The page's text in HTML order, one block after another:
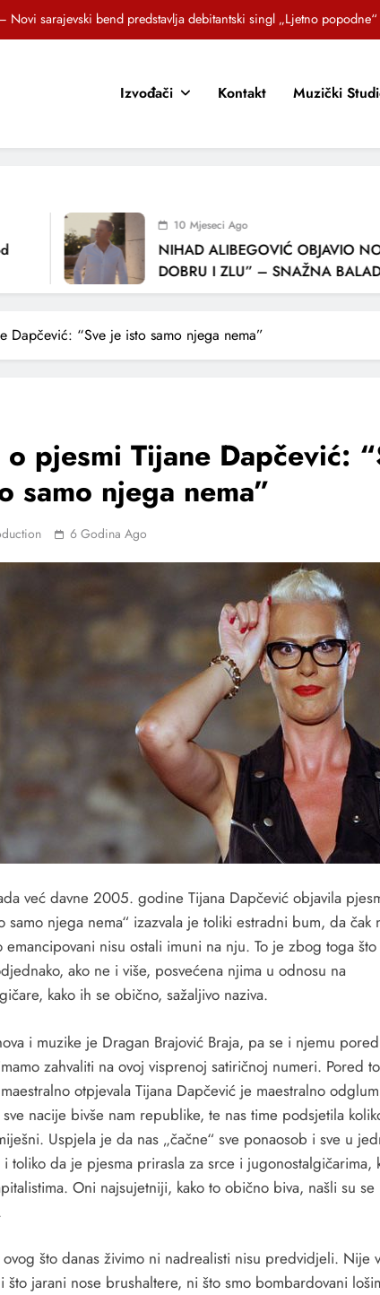
Novi sarajevski bend predstavlja debitantski singl „Ljetno popodne“
KROZ PJESMU POZVALI MALIŠANE NA DOBRE NAVIKE
KROZ PJESMU POZVALI MALIŠANE NA DOBRE NAVIKE
Izvođači Kontakt Muzički
10 Mjeseci Ago
NIHAD ALIBEGOVIĆ OBJAVIO NOVU
DOBRU I ZLU” – SNAŽNA BALADA
LJUBAVI I VREMENU KOJE NAS
Dapčević: “Sve je isto samo njega nema”
o pjesmi Tijane Dapčević:
samo njega nema”
6 Godina Ago
već davne 2005. godine Tijana Dapčević objavila
samo njega nema“ izazvala je toliki estradni bum, da čak
emancipovani nisu ostali imuni na nju. To je zbog toga
ako ne i više, posvećena njima u odnosu na
kako ih se obično, sažaljivo naziva.
i muzike je Dragan Brajović Braja, pa se i njemu
zahvaliti na ovoj visprenoj satiričnoj numeri. Pored
otpjevala Tijana Dapčević je maestralno
sve nacije bivše nam republike, te nas time podsjetila
Uspjela je da nas „čačne“ sve ponaosob i sve u
i toliko da je pjesma prirasla za srce i jugonostalgičarima,
Oni najsujetniji, kako to obično biva, našli su se
što danas živimo ni nadrealisti nisu predvidjeli. Nije
što jarani nose brushaltere, ni što smo bombardovani